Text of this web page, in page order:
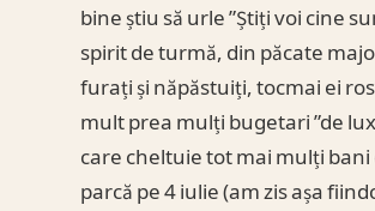
bine știu să urle ”Știți voi cine
spirit de turmă, din păcate
furați și năpăstuiți, tocmai ei
mult prea mulți bugetari ”de
care cheltuie tot mai mulți
parcă pe 4 iulie (am zis așa